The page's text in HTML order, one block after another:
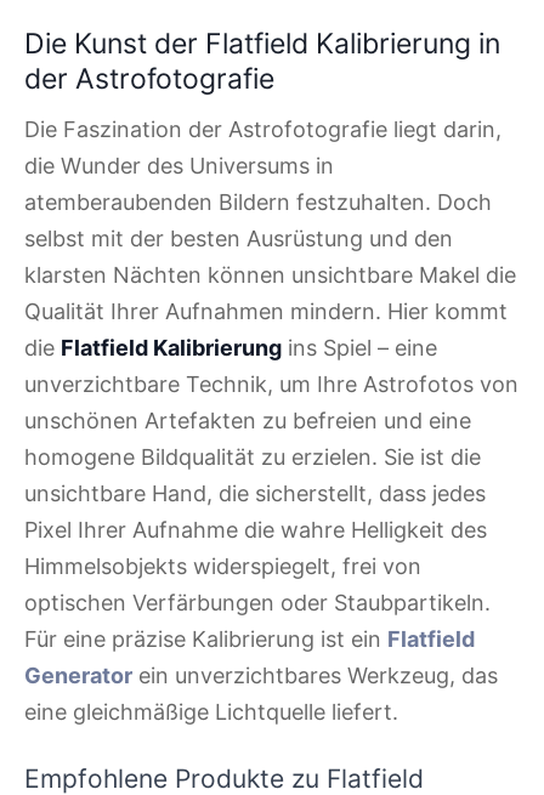
Die Kunst der Flatfield Kalibrierung in
der Astrofotografie
Die Faszination der Astrofotografie liegt darin,
die Wunder des Universums in
atemberaubenden Bildern festzuhalten. Doch
selbst mit der besten Ausrüstung und den
klarsten Nächten können unsichtbare Makel die
Qualität Ihrer Aufnahmen mindern. Hier kommt
die Flatfield Kalibrierung ins Spiel – eine
unverzichtbare Technik, um Ihre Astrofotos von
unschönen Artefakten zu befreien und eine
homogene Bildqualität zu erzielen. Sie ist die
unsichtbare Hand, die sicherstellt, dass jedes
Pixel Ihrer Aufnahme die wahre Helligkeit des
Himmelsobjekts widerspiegelt, frei von
optischen Verfärbungen oder Staubpartikeln.
Für eine präzise Kalibrierung ist ein Flatfield
Generator ein unverzichtbares Werkzeug, das
eine gleichmäßige Lichtquelle liefert.
Empfohlene Produkte zu Flatfield